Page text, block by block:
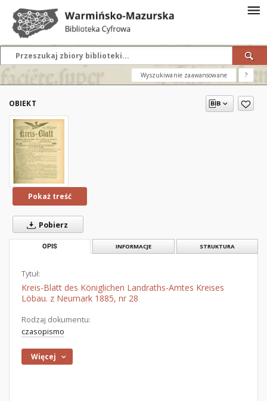
Wyszukiwanie zaawansowane ?
OBIEKT
Pokaż treść
Pobierz
OPIS INFORMACJE STRUKTURA
Tytuł:
Kreis-Blatt des Königlichen Landraths-Amtes Kreises
Löbau. z Neumark 1885, nr 28
Rodzaj dokumentu:
czasopismo
Więcej